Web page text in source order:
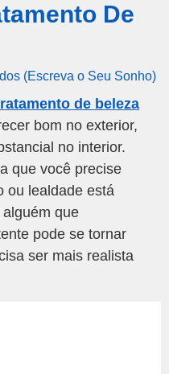
De
(Escreva o Seu Sonho)
de beleza
bom no exterior,
no interior.
que você precise
ou lealdade está
que
pode se tornar
ser mais realista